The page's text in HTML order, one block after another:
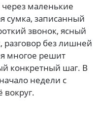
маленькие
сумка, записанный
звонок, ясный
разговор без лишней
многое решит
конкретный шаг. В
недели с
вокруг.